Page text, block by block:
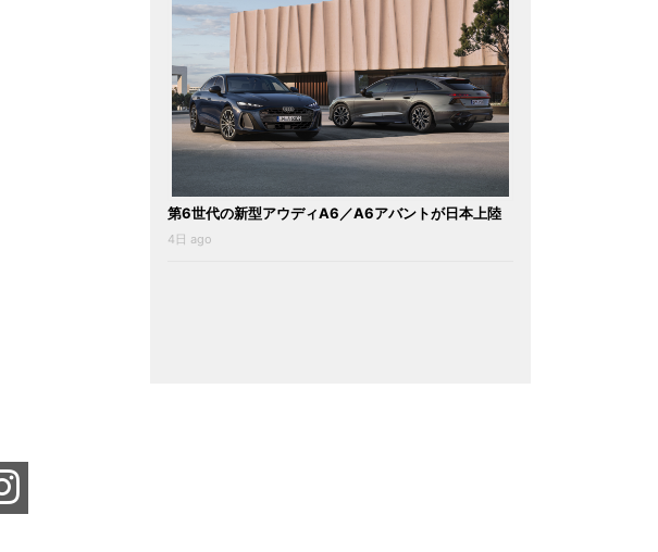
第6世代の新型アウディA6／A6アバントが日本上陸
4日 ago